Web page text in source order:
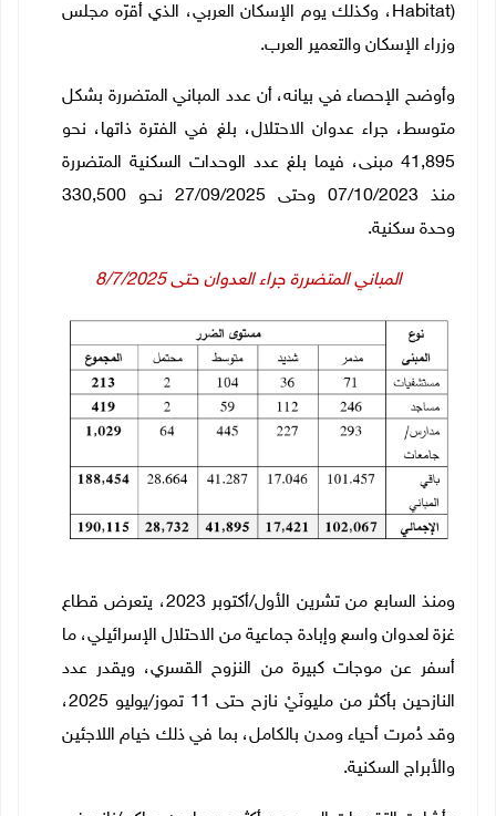
Habitat) ، وكذلك يوم الإسكان العربي، الذي أقرّه مجلس
وزراء الإسكان والتعمير العرب.
وأوضح الإحصاء في بيانه، أن عدد المباني المتضررة بشكل
متوسط، جراء عدوان الاحتلال، بلغ في الفترة ذاتها، نحو
41,895 مبنى، فيما بلغ عدد الوحدات السكنية المتضررة
منذ 07/10/2023 وحتى 27/09/2025 نحو 330,500
وحدة سكنية.
المباني المتضررة جراء العدوان حتى 8/7/2025
ومنذ السابع من تشرين الأول/أكتوبر 2023، يتعرض قطاع
غزة لعدوان واسع وإبادة جماعية من الاحتلال الإسرائيلي، ما
أسفر عن موجات كبيرة من النزوح القسري، ويقدر عدد
النازحين بأكثر من مليونَيْ نازح حتى 11 تموز/يوليو 2025،
وقد دُمرت أحياء ومدن بالكامل، بما في ذلك خيام اللاجئين
والأبراج السكنية.